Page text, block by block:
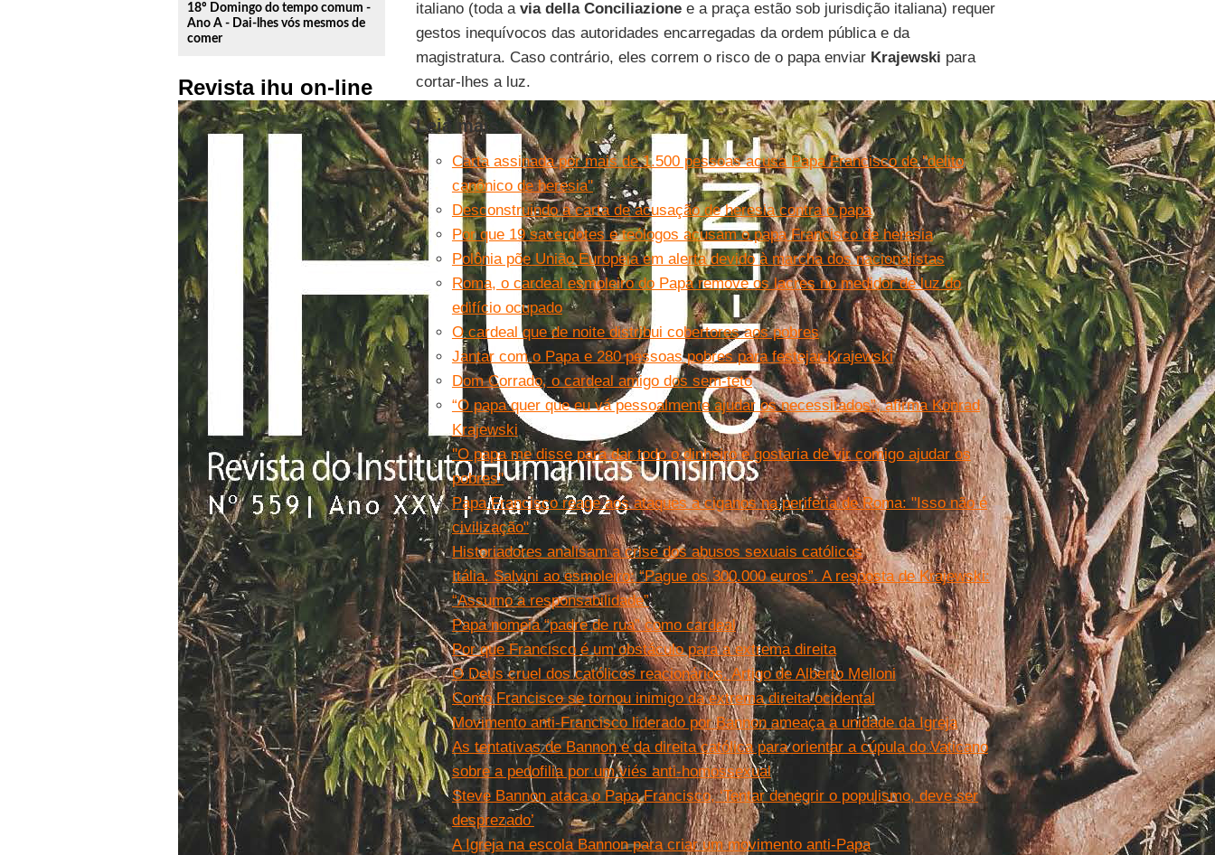
18º Domingo do tempo comum -
Ano A - Dai-lhes vós mesmos de
comer
Revista ihu on-line
italiano (toda a via della Conciliazionee a praça estão sob jurisdição italiana) requer
gestos inequívocos das autoridades encarregadas da ordem pública e da
magistratura. Caso contrário, eles correm o risco de o papa enviar Krajewski para
cortar-lhes a luz.
Leia mais
Carta assinada por mais de 1.500 pessoas acusa Papa Francisco de ''delito
canônico de heresia''
Desconstruindo a carta de acusação de heresia contra o papa
Por que 19 sacerdotes e teólogos acusam o papa Francisco de heresia
Polônia põe União Europeia em alerta devido à marcha dos nacionalistas
Roma, o cardeal esmoleiro do Papa remove os lacres no medidor de luz do
edifício ocupado
O cardeal que de noite distribui cobertores aos pobres
Jantar com o Papa e 280 pessoas pobres para festejar Krajewski
Dom Corrado, o cardeal amigo dos sem-teto
“O papa quer que eu vá pessoalmente ajudar os necessitados”, afirma Konrad
Krajewski
''O papa me disse para dar todo o dinheiro e gostaria de vir comigo ajudar os
pobres''
Papa Francisco reage aos ataques a ciganos na periferia de Roma: "Isso não é
civilização"
Historiadores analisam a crise dos abusos sexuais católicos
Itália. Salvini ao esmoleiro: “Pague os 300.000 euros”. A resposta de Krajewski:
“Assumo a responsabilidade”
Papa nomeia “padre de rua” como cardeal
Por que Francisco é um obstáculo para a extrema direita
O Deus cruel dos católicos reacionários. Artigo de Alberto Melloni
Como Francisco se tornou inimigo da extrema direita ocidental
Movimento anti-Francisco liderado por Bannon ameaça a unidade da Igreja
As tentativas de Bannon e da direita católica para orientar a cúpula do Vaticano
sobre a pedofilia por um viés anti-homossexual
Steve Bannon ataca o Papa Francisco, ‘Tentar denegrir o populismo, deve ser
desprezado’
A Igreja na escola Bannon para criar um movimento anti-Papa